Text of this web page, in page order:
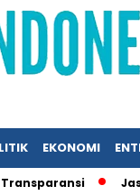
EKONOMI
Jasa